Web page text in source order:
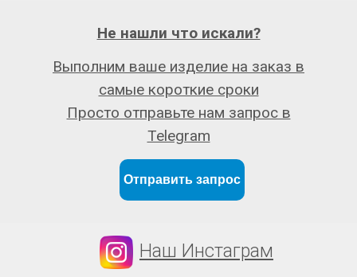
Отправить запрос
Выполним ваше изделие на заказ в
самые короткие сроки
Просто отправьте нам запрос в
Telegram
Не нашли что искали?
Наш Инстаграм